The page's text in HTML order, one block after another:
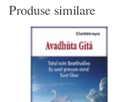
Produse similare